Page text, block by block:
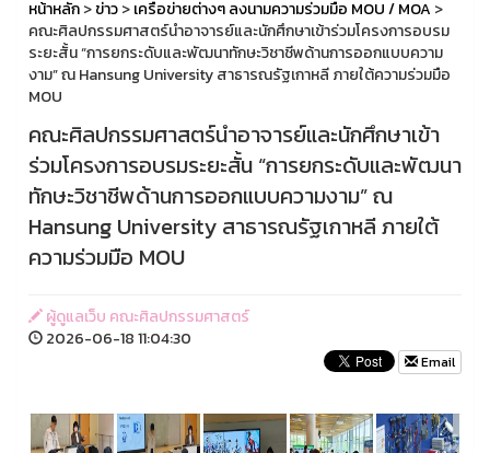
หน้าหลัก>ข่าว>เครือข่ายต่างๆ ลงนามความร่วมมือ MOU / MOA >
คณะศิลปกรรมศาสตร์นำอาจารย์และนักศึกษาเข้าร่วมโครงการอบรม
ระยะสั้น “การยกระดับและพัฒนาทักษะวิชาชีพด้านการออกแบบความ
งาม” ณ Hansung University สาธารณรัฐเกาหลี ภายใต้ความร่วมมือ
MOU
คณะศิลปกรรมศาสตร์นำอาจารย์และนักศึกษาเข้า
ร่วมโครงการอบรมระยะสั้น “การยกระดับและพัฒนา
ทักษะวิชาชีพด้านการออกแบบความงาม” ณ
Hansung University สาธารณรัฐเกาหลี ภายใต้
ความร่วมมือ MOU
ผู้ดูแลเว็บ คณะศิลปกรรมศาสตร์
2026-06-18 11:04:30
Email